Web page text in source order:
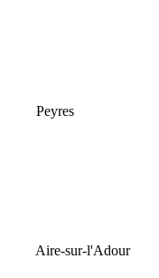
Peyres
Aire-sur-l'Adour